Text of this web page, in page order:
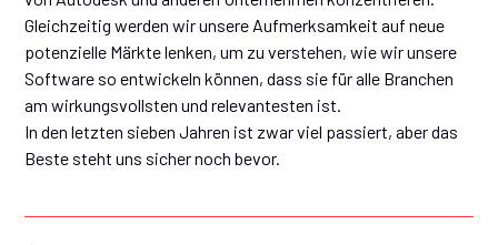
Gleichzeitig werden wir unsere Aufmerksamkeit auf neue
potenzielle Märkte lenken, um zu verstehen, wie wir unsere
Software so entwickeln können, dass sie für alle Branchen
am wirkungsvollsten und relevantesten ist.
In den letzten sieben Jahren ist zwar viel passiert, aber das
Beste steht uns sicher noch bevor.